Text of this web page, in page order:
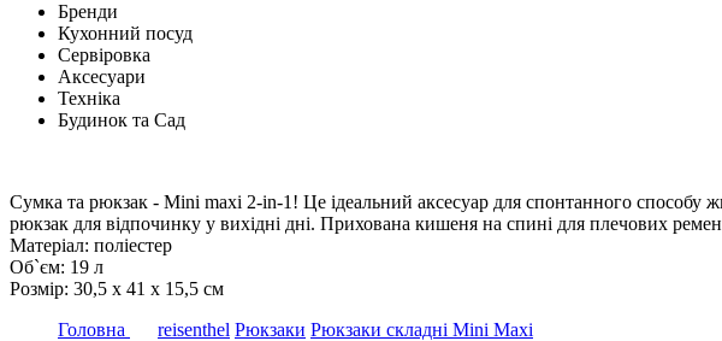
Бренди
Кухонний посуд
Сервіровка
Аксесуари
Техніка
Будинок та Сад
Сумка та рюкзак - Mini maxi 2-in-1! Це ідеальний аксесуар для спонтанного способу
рюкзак для відпочинку у вихідні дні. Прихована кишеня на спині для плечових
Матеріал: поліестер
Об`єм: 19 л
Розмір: 30,5 х 41 х 15,5 см
Головна
reisenthel Рюкзаки Рюкзаки складні Mini Maxi